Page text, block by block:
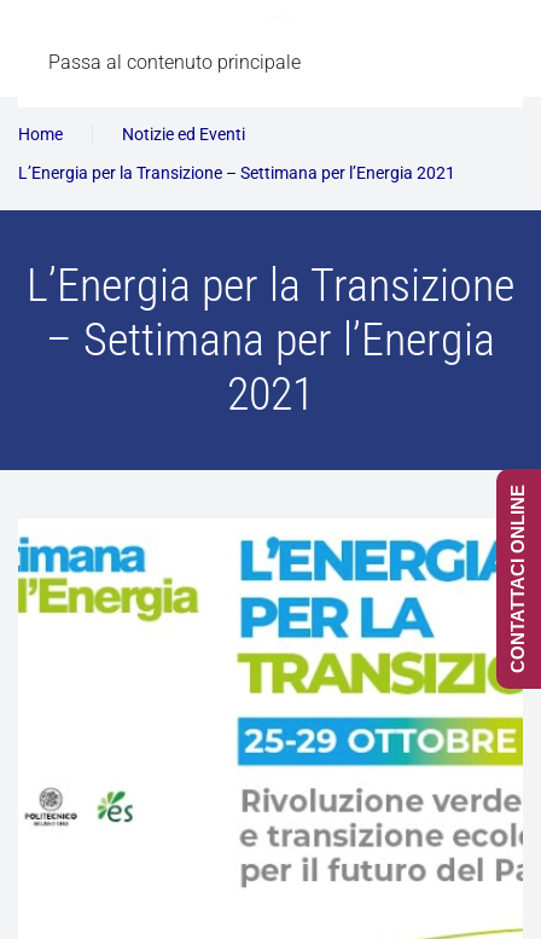
Passa al contenuto principale
Home
Notizie ed Eventi
L’Energia per la Transizione – Settimana per l’Energia 2021
L’Energia per la Transizione
– Settimana per l’Energia
2021
CONTATTACI ONLINE